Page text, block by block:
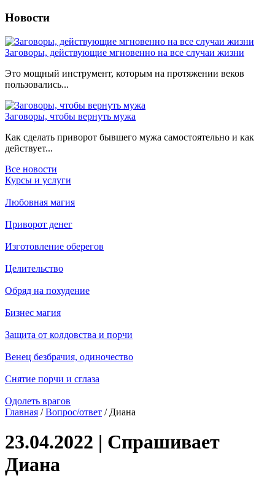
Новости
Заговоры, действующие мгновенно на все случаи жизни
Это мощный инструмент, которым на протяжении веков
пользовались...
Заговоры, чтобы вернуть мужа
Как сделать приворот бывшего мужа самостоятельно и как
действует...
Все новости
Курсы и услуги
Любовная магия
Приворот денег
Изготовление оберегов
Целительство
Обряд на похудение
Бизнес магия
Защита от колдовства и порчи
Венец безбрачия, одиночество
Снятие порчи и сглаза
Одолеть врагов
Главная /Вопрос/ответ / Диана
23.04.2022 | Спрашивает
Диана